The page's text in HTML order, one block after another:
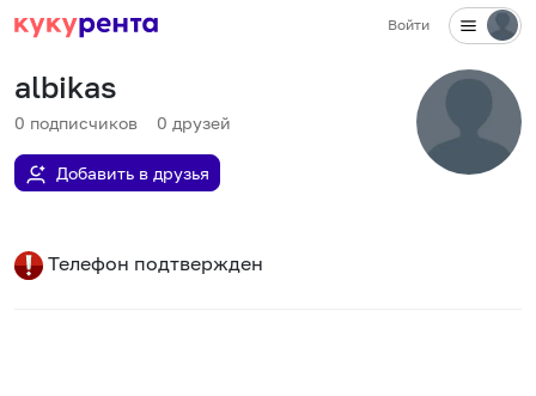
Войти
albikas
0 подписчиков 0 друзей
Добавить в друзья
Телефон подтвержден